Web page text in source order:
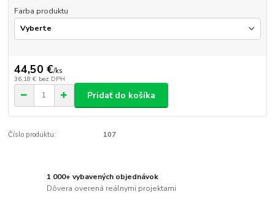
Farba produktu
44,50 €/ks
36,18 € bez DPH
Pridať do košíka
Číslo produktu: 107
1 000+ vybavených objednávok
Dôvera overená reálnymi projektami